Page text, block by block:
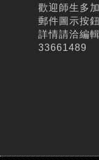
歡迎師生多
郵件圖示按鈕
詳情請洽編
33661489